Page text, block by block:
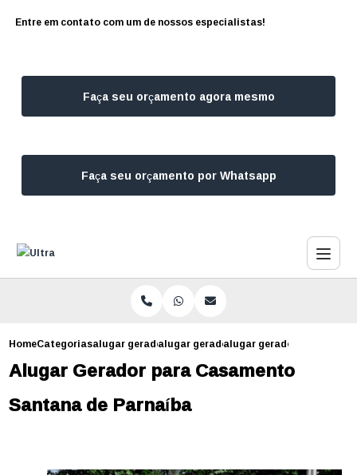
Entre em contato com um de nossos especialistas!
Faça seu orçamento agora mesmo
Faça seu orçamento por Whatsapp
HomeCategoriasalugar geradoresalugar gerador para eventos
alugar gerador para
Alugar Gerador para Casamento
Santana de Parnaíba